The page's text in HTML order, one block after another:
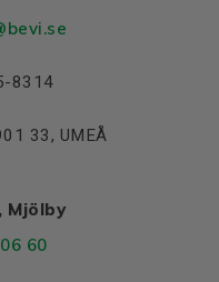
8314
33, UMEÅ
Mjölby
60